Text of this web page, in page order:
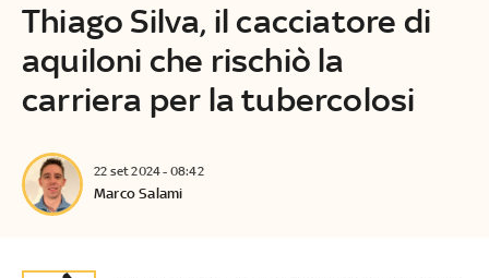
Thiago Silva, il cacciatore di
aquiloni che rischiò la
carriera per la tubercolosi
22 set 2024 - 08:42
Marco Salami